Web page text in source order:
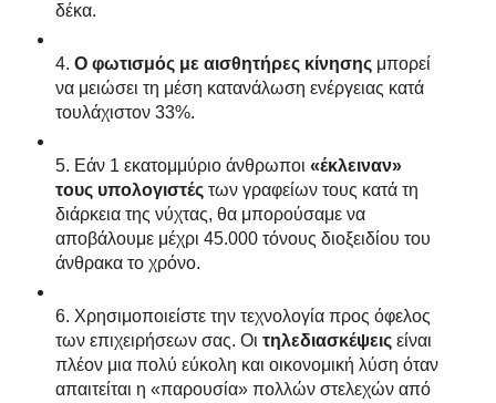
δέκα.
4. Ο φωτισμός με αισθητήρες κίνησηςμπορεί
να μειώσει τη μέση κατανάλωση ενέργειας κατά
τουλάχιστον 33%.
5. Εάν 1 εκατομμύριο άνθρωποι «έκλειναν»
τους υπολογιστέςτων γραφείων τους κατά τη
διάρκεια της νύχτας, θα μπορούσαμε να
αποβάλουμε μέχρι 45.000 τόνους διοξειδίου του
άνθρακα το χρόνο.
6. Χρησιμοποιείστε την τεχνολογία προς όφελος
των επιχειρήσεων σας. Οι τηλεδιασκέψεις είναι
πλέον μια πολύ εύκολη και οικονομική λύση όταν
απαιτείται η «παρουσία» πολλών στελεχών από